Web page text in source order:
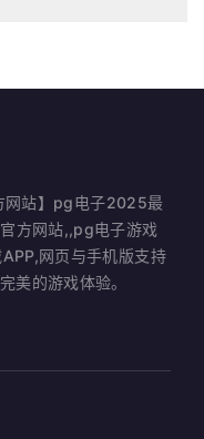
网站】pg电子2025最
方网站,,pg电子游戏
网页与手机版支持
美的游戏体验。